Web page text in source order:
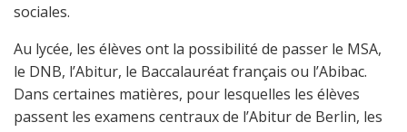
sociales.
Au lycée, les élèves ont la possibilité de passer le MSA,
le DNB, l’Abitur, le Baccalauréat français ou l’Abibac.
Dans certaines matières, pour lesquelles les élèves
passent les examens centraux de l’Abitur de Berlin, les